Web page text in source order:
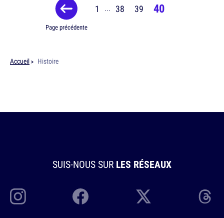
Page précédente
1 ... 38 39 40
Accueil Histoire
SUIS-NOUS SUR LES RÉSEAUX